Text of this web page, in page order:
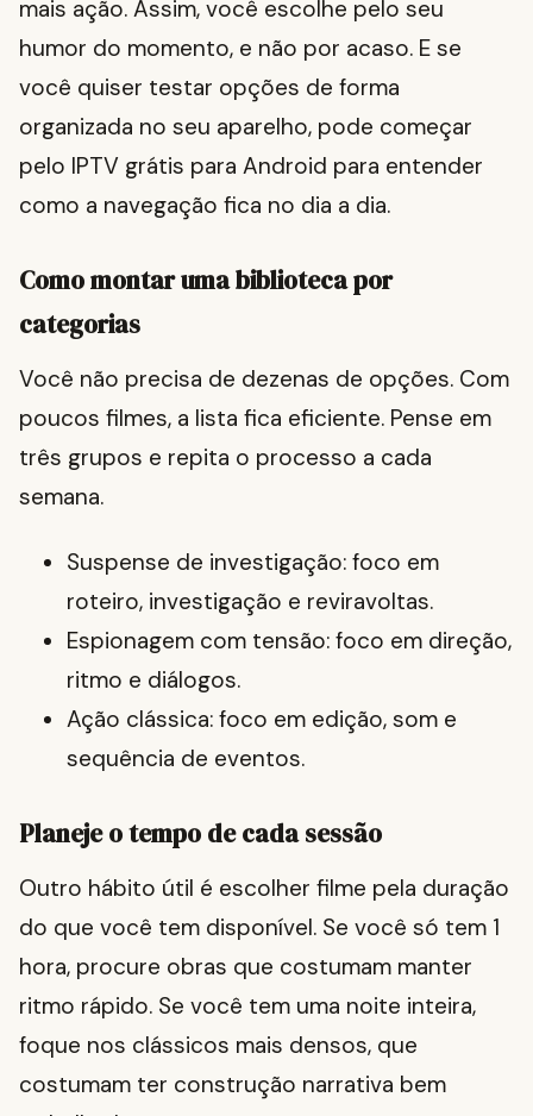
mais ação. Assim, você escolhe pelo seu
humor do momento, e não por acaso. E se
você quiser testar opções de forma
organizada no seu aparelho, pode começar
pelo IPTV grátis para Android para entender
como a navegação fica no dia a dia.
Como montar uma biblioteca por
categorias
Você não precisa de dezenas de opções. Com
poucos filmes, a lista fica eficiente. Pense em
três grupos e repita o processo a cada
semana.
Suspense de investigação: foco em
roteiro, investigação e reviravoltas.
Espionagem com tensão: foco em direção,
ritmo e diálogos.
Ação clássica: foco em edição, som e
sequência de eventos.
Planeje o tempo de cada sessão
Outro hábito útil é escolher filme pela duração
do que você tem disponível. Se você só tem 1
hora, procure obras que costumam manter
ritmo rápido. Se você tem uma noite inteira,
foque nos clássicos mais densos, que
costumam ter construção narrativa bem